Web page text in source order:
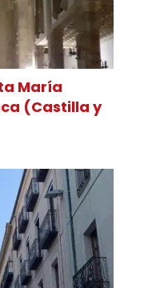
María
(Castilla y